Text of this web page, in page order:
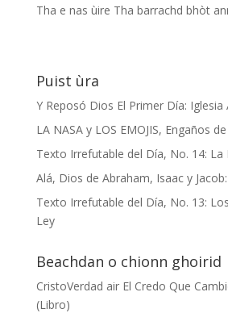
Tha e nas ùire Tha barrachd bhòt
Puist ùra
Y Reposó Dios El Primer Día: Iglesia
LA NASA y LOS EMOJIS, Engaños
Texto Irrefutable del Día, No. 14: La
Alá, Dios de Abraham, Isaac y
Texto Irrefutable del Día, No. 13:
Ley
Beachdan o chionn ghoirid
CristoVerdad air El Credo Que
(Libro)